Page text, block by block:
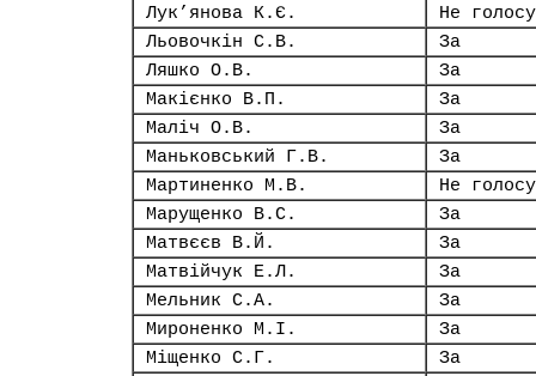
Лук’янова К.Є.
Не
Льовочкін С.В.
За
Ляшко О.В.
За
Макієнко В.П.
За
Маліч О.В.
За
Маньковський Г.В.
За
Мартиненко М.В.
Не
Марущенко В.С.
За
Матвєєв В.Й.
За
Матвійчук Е.Л.
За
Мельник С.А.
За
Мироненко М.І.
За
Міщенко С.Г.
За